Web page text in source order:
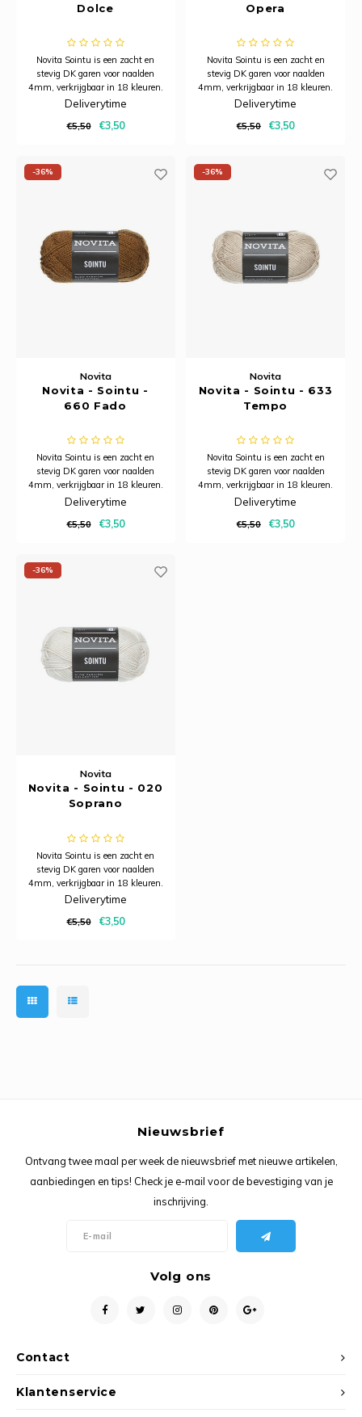
Dolce
Novita Sointu is een zacht en
stevig DK garen voor naalden
4mm, verkrijgbaar in 18 kleuren.
Deliverytime
€5,50 €3,50
Opera
Novita Sointu is een zacht en
stevig DK garen voor naalden
4mm, verkrijgbaar in 18 kleuren.
Deliverytime
€5,50 €3,50
-36%
Novita
Novita - Sointu -
660 Fado
Novita Sointu is een zacht en
stevig DK garen voor naalden
4mm, verkrijgbaar in 18 kleuren.
Deliverytime
€5,50 €3,50
-36%
Novita
Novita - Sointu - 633
Tempo
Novita Sointu is een zacht en
stevig DK garen voor naalden
4mm, verkrijgbaar in 18 kleuren.
Deliverytime
€5,50 €3,50
-36%
Novita
Novita - Sointu - 020
Soprano
Novita Sointu is een zacht en
stevig DK garen voor naalden
4mm, verkrijgbaar in 18 kleuren.
Deliverytime
€5,50 €3,50
Contact
Nieuwsbrief
Ontvang twee maal per week de nieuwsbrief met nieuwe artikelen,
aanbiedingen en tips! Check je e-mail voor de bevestiging van je
inschrijving.
Volg ons
Klantenservice